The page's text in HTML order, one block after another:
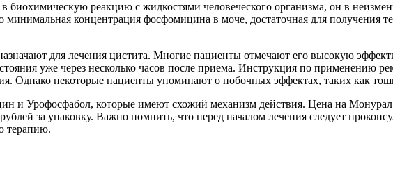
биохимическую реакцию с жидкостями человеческого организма, он в
концентрация фосфомицина в моче, достаточная для получения
для лечения цистита. Многие пациенты отмечают его высокую
уже через несколько часов после приема. Инструкция по применению
Однако некоторые пациенты упоминают о побочных эффектах, таких как
и Урофосфабол, которые имеют схожий механизм действия. Цена на Монурал
за упаковку. Важно помнить, что перед началом лечения следует
терапию.